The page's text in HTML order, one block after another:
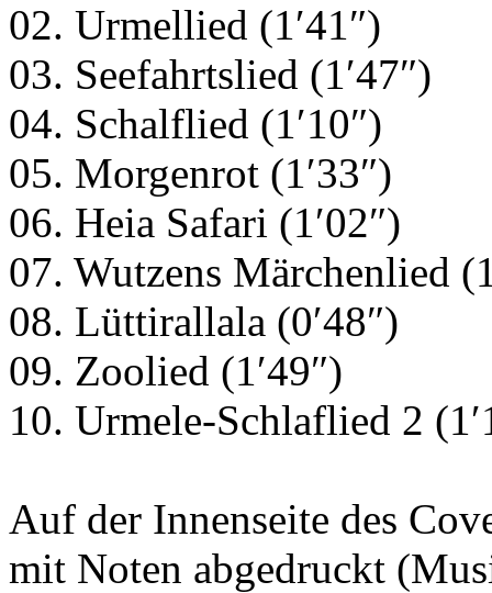
02. Urmellied (1′41″)
03. Seefahrtslied (1′47″)
04. Schalflied (1′10″)
05. Morgenrot (1′33″)
06. Heia Safari (1′02″)
07. Wutzens Märchenlied
08. Lüttirallala (0′48″)
09. Zoolied (1′49″)
10. Urmele-Schlaflied 2
Auf der Innenseite des
mit Noten abgedruckt